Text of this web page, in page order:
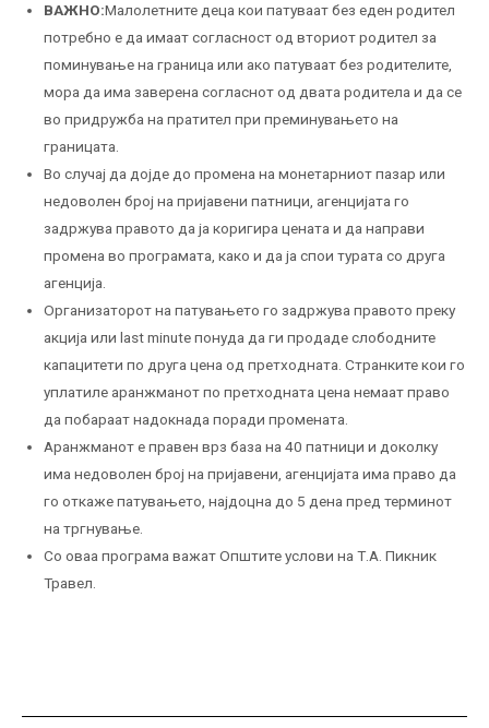
ВАЖНО:Малолетните деца кои патуваат без еден родител
потребно е да имаат согласност од вториот родител за
поминување на граница или ако патуваат без родителите,
мора да има заверена согласнот од двата родитела и да се
во придружба на пратител при преминувањето на
границата.
Во случај да дојде до промена на монетарниот пазар или
недоволен број на пријавени патници, агенцијата го
задржува правото да ја коригира цената и да направи
промена во програмата, како и да ја спои турата со друга
агенција.
Организаторот на патувањето го задржува правото преку
акција или last minute понуда да ги продаде слободните
капацитети по друга цена од претходната. Странките кои го
уплатиле аранжманот по претходната цена немаат право
да побараат надокнада поради промената.
Аранжманот е правен врз база на 40 патници и доколку
има недоволен број на пријавени, агенцијата има право да
го откаже патувањето, најдоцна до 5 дена пред терминот
на тргнување.
Со оваа програма важат Општите услови на Т.А. Пикник
Травел.